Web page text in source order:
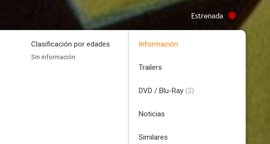
Estrenada
Clasificación por edades
Sin información
Información
Trailers
DVD / Blu-Ray (2)
Noticias
Similares